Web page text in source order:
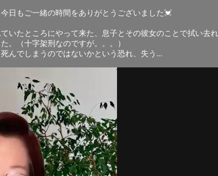
日もご一緒の時間をありがとうございました💓
いたところにやって来た、息子とその彼女のことで拭い去
。（十字架刑なのですが。。。）
んでしまうのではないかという恐れ、失う...